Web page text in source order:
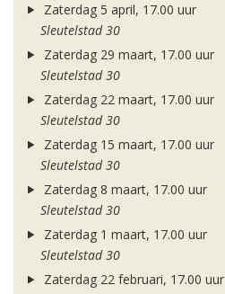
Zaterdag 5 april, 17.00 uur
Sleutelstad 30
Zaterdag 29 maart, 17.00 uur
Sleutelstad 30
Zaterdag 22 maart, 17.00 uur
Sleutelstad 30
Zaterdag 15 maart, 17.00 uur
Sleutelstad 30
Zaterdag 8 maart, 17.00 uur
Sleutelstad 30
Zaterdag 1 maart, 17.00 uur
Sleutelstad 30
Zaterdag 22 februari, 17.00 uur